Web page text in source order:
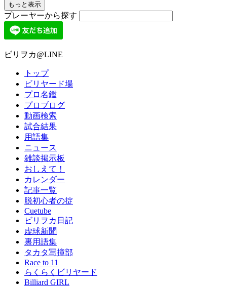
もっと表示
プレーヤーから探す
ビリヲカ@LINE
トップ
ビリヤード場
プロ名鑑
プロブログ
動画検索
試合結果
用語集
ニュース
雑談掲示板
おしえて！
カレンダー
記事一覧
脱初心者の掟
Cuetube
ビリヲカ日記
虚球新聞
裏用語集
タカタ写撞部
Race to 11
らくらくビリヤード
Billiard GIRL